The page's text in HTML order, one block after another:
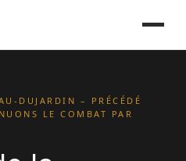
DUJARDIN – PRÉCÉDÉ
LE COMBAT PAR